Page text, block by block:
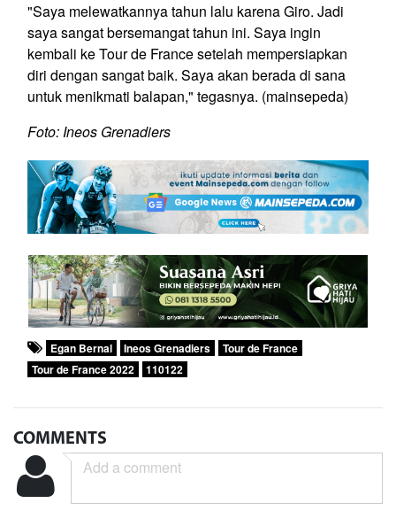
"Saya melewatkannya tahun lalu karena Giro. Jadi
saya sangat bersemangat tahun ini. Saya ingin
kembali ke Tour de France setelah mempersiapkan
diri dengan sangat baik. Saya akan berada di sana
untuk menikmati balapan," tegasnya. (mainsepeda)
Foto: Ineos Grenadiers
Egan Bernal Ineos Grenadiers
Tour de France
Tour de France 2022
110122
COMMENTS